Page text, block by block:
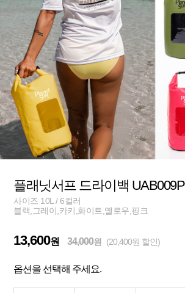
플래닛서프 드라이백
사이즈 10L / 6컬러
블랙,그레이,카키,화이트,옐로우,핑크
13,600원 34,000원 (20,400원 할인)
옵션을 선택해 주세요.